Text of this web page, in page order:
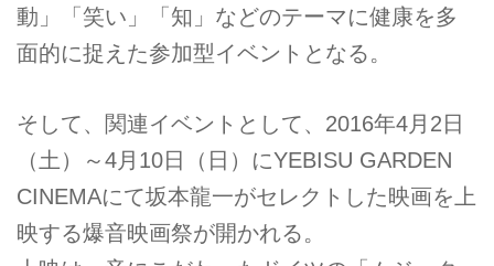
動」「笑い」「知」などのテーマに健康を多
面的に捉えた参加型イベントとなる。
そして、関連イベントとして、2016年4月2日
（土）～4月10日（日）にYEBISU GARDEN
CINEMAにて坂本龍一がセレクトした映画を上
映する爆音映画祭が開かれる。